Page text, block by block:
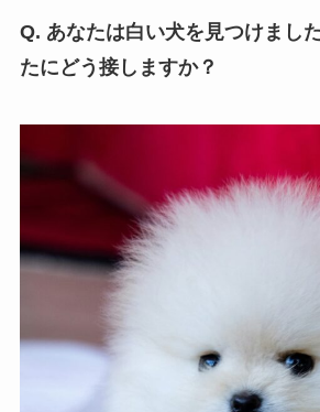
Q. あなたは白い犬を見つけまし
たにどう接しますか？